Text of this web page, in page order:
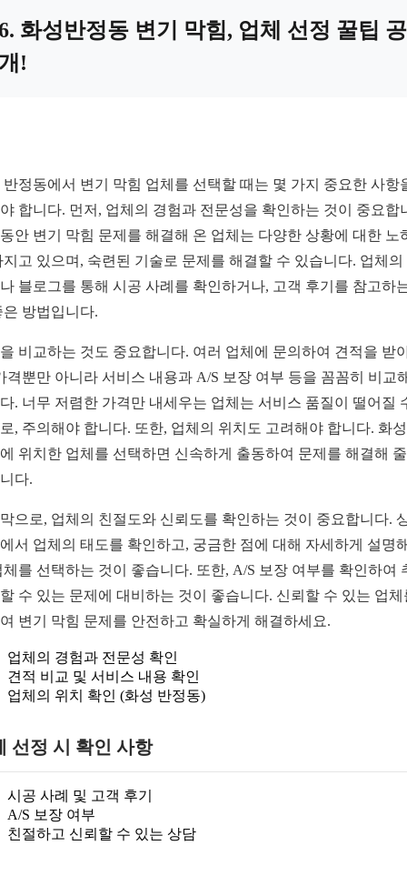
화성반정동 변기 막힘, 업체 선정 꿀팁 공
!
반정동에서 변기 막힘 업체를 선택할 때는 몇 가지 중요한 사항
합니다. 먼저, 업체의 경험과 전문성을 확인하는 것이 중요합
안 변기 막힘 문제를 해결해 온 업체는 다양한 상황에 대한 노
지고 있으며, 숙련된 기술로 문제를 해결할 수 있습니다. 업체의
블로그를 통해 시공 사례를 확인하거나, 고객 후기를 참고하
은 방법입니다.
비교하는 것도 중요합니다. 여러 업체에 문의하여 견적을 받
격뿐만 아니라 서비스 내용과 A/S 보장 여부 등을 꼼꼼히 비교
. 너무 저렴한 가격만 내세우는 업체는 서비스 품질이 떨어질
, 주의해야 합니다. 또한, 업체의 위치도 고려해야 합니다. 화
위치한 업체를 선택하면 신속하게 출동하여 문제를 해결해
다.
으로, 업체의 친절도와 신뢰도를 확인하는 것이 중요합니다.
서 업체의 태도를 확인하고, 궁금한 점에 대해 자세하게 설명
체를 선택하는 것이 좋습니다. 또한, A/S 보장 여부를 확인하여
수 있는 문제에 대비하는 것이 좋습니다. 신뢰할 수 있는 업체
변기 막힘 문제를 안전하고 확실하게 해결하세요.
업체의 경험과 전문성 확인
견적 비교 및 서비스 내용 확인
업체의 위치 확인 (화성 반정동)
선정 시 확인 사항
시공 사례 및 고객 후기
A/S 보장 여부
친절하고 신뢰할 수 있는 상담